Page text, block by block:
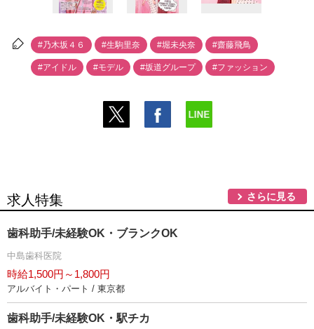
#乃木坂４６ #生駒里奈 #堀未央奈 #齋藤飛鳥
#アイドル #モデル #坂道グループ #ファッション
求人特集 さらに見る
歯科助手/未経験OK・ブランクOK
中島歯科医院
時給1,500円～1,800円
アルバイト・パート / 東京都
歯科助手/未経験OK・駅チカ